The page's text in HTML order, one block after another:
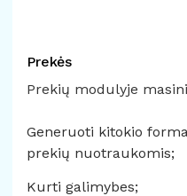
Prekės
Prekių modulyje
Generuoti kitokio
prekių nuotraukomis;
Kurti galimybes;